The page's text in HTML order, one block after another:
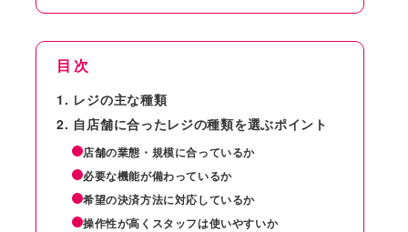
目次
レジの主な種類
自店舗に合ったレジの種類を選ぶポイント
店舗の業態・規模に合っているか
必要な機能が備わっているか
希望の決済方法に対応しているか
操作性が高くスタッフは使いやすいか